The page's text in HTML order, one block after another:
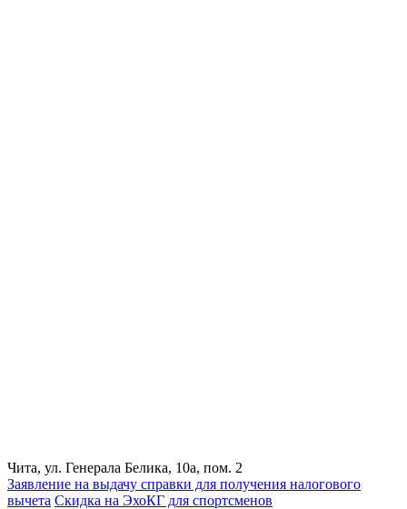
Чита, ул. Генерала Белика, 10а, пом. 2
Заявление на выдачу справки для получения налогового
вычета Cкидка на ЭхоКГ для спортсменов